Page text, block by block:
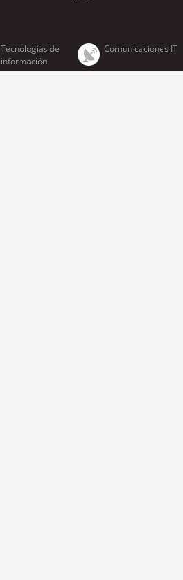
Tecnologías de
información
Comunicaciones IT